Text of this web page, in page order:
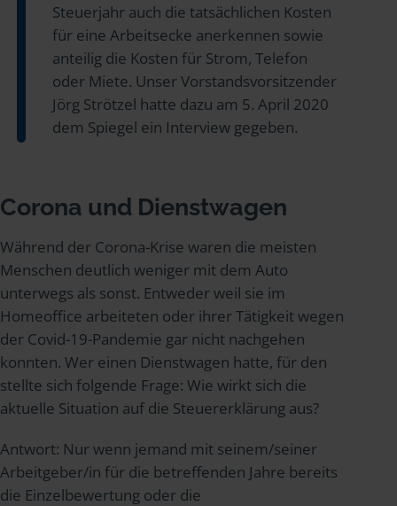
Steuerjahr auch die tatsächlichen Kosten
für eine Arbeitsecke anerkennen sowie
anteilig die Kosten für Strom, Telefon
oder Miete. Unser Vorstandsvorsitzender
Jörg Strötzel hatte dazu am 5. April 2020
dem Spiegel ein Interview gegeben.
Corona und Dienstwagen
Während der Corona-Krise waren die meisten
Menschen deutlich weniger mit dem Auto
unterwegs als sonst. Entweder weil sie im
Homeoffice arbeiteten oder ihrer Tätigkeit wegen
der Covid-19-Pandemie gar nicht nachgehen
konnten. Wer einen Dienstwagen hatte, für den
stellte sich folgende Frage: Wie wirkt sich die
aktuelle Situation auf die Steuererklärung aus?
Antwort: Nur wenn jemand mit seinem/seiner
Arbeitgeber/in für die betreffenden Jahre bereits
die Einzelbewertung oder die